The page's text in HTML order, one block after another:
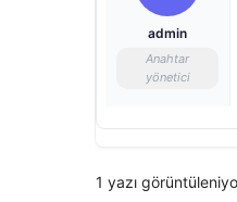
admin
Anahtar
yönetici
1 yazı